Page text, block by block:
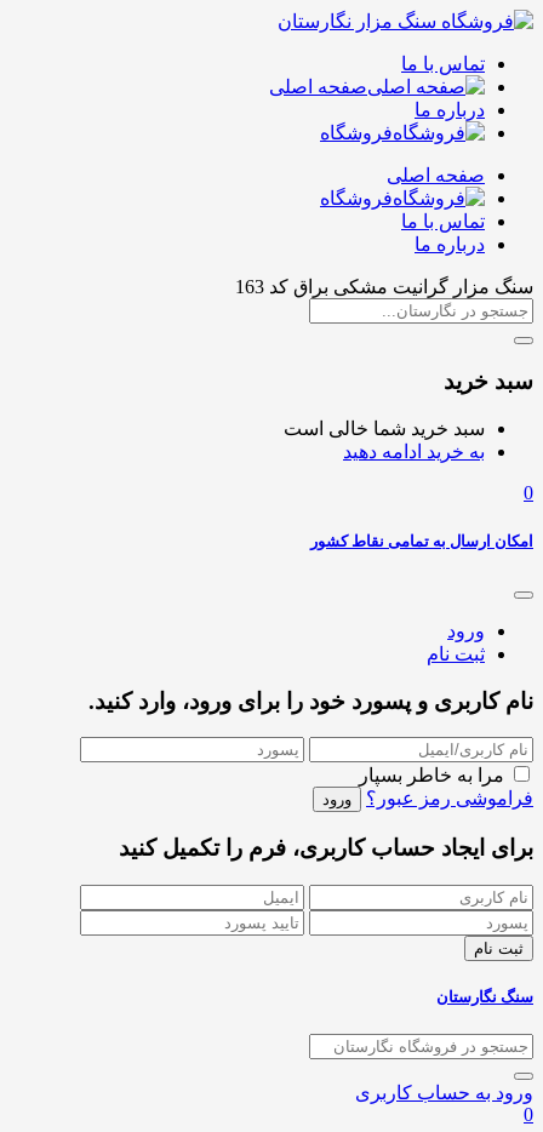
تماس با ما
صفحه اصلی
درباره ما
فروشگاه
صفحه اصلی
فروشگاه
تماس با ما
درباره ما
سنگ مزار گرانیت مشکی براق کد 163
سبد خرید
سبد خرید شما خالی است
به خرید ادامه دهید
0
امکان ارسال به تمامی نقاط کشور
ورود
ثبت نام
نام کاربری و پسورد خود را برای ورود، وارد کنید.
مرا به خاطر بسپار
فراموشی رمز عبور؟
برای ایجاد حساب کاربری، فرم را تکمیل کنید
سنگ نگارستان
ورود به حساب کاربری
0